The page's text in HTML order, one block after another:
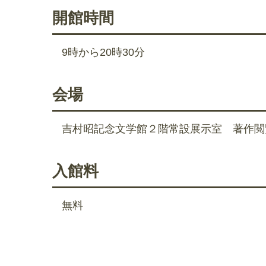
開館時間
9時から20時30分
会場
吉村昭記念文学館２階常設展示室 著作閲
入館料
無料